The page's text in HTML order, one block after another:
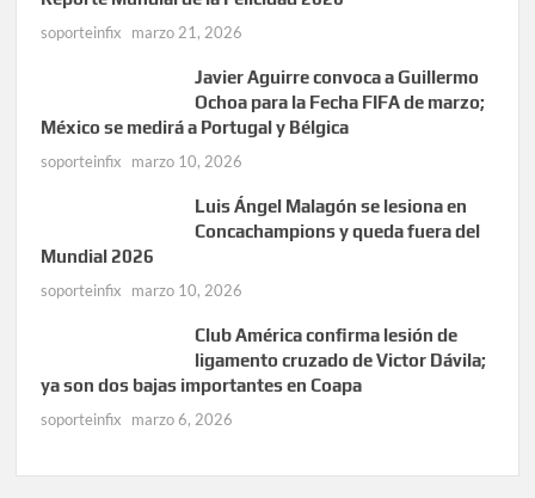
soporteinfix marzo 21, 2026
Javier Aguirre convoca a Guillermo
Ochoa para la Fecha FIFA de marzo;
México se medirá a Portugal y Bélgica
soporteinfix marzo 10, 2026
Luis Ángel Malagón se lesiona en
Concachampions y queda fuera del
Mundial 2026
soporteinfix marzo 10, 2026
Club América confirma lesión de
ligamento cruzado de Victor Dávila;
ya son dos bajas importantes en Coapa
soporteinfix marzo 6, 2026